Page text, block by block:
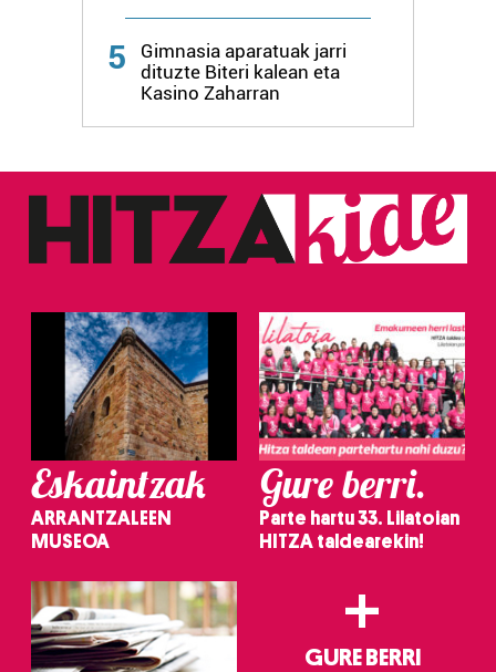
5
Gimnasia aparatuak jarri
dituzte Biteri kalean eta
Kasino Zaharran
Eskaintzak
ARRANTZALEEN
MUSEOA
Gure berri.
Parte hartu 33. Lilatoian
HITZA taldearekin!
+
GURE BERRI